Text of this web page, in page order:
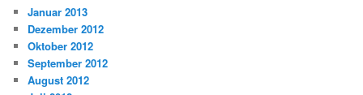
Januar 2013
Dezember 2012
Oktober 2012
September 2012
August 2012